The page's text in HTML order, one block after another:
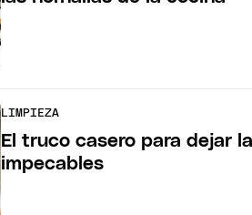
LIMPIEZA
El truco casero para dejar
impecables